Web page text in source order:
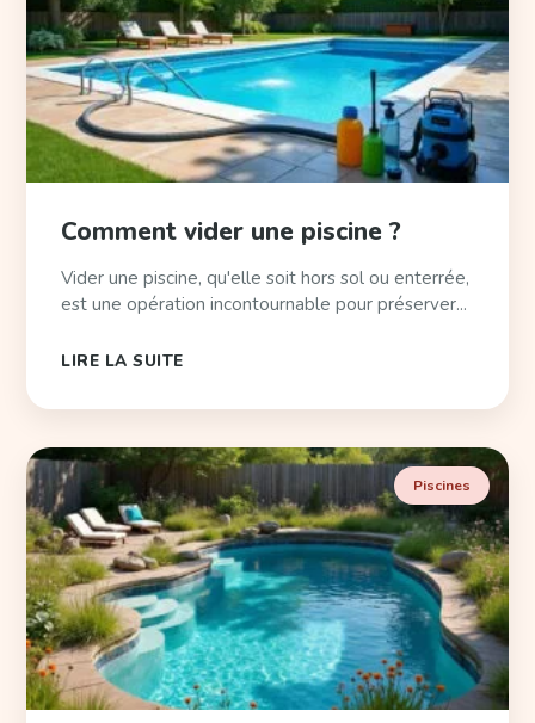
Comment vider une piscine ?
Vider une piscine, qu'elle soit hors sol ou enterrée,
est une opération incontournable pour préserver...
LIRE LA SUITE
Piscines